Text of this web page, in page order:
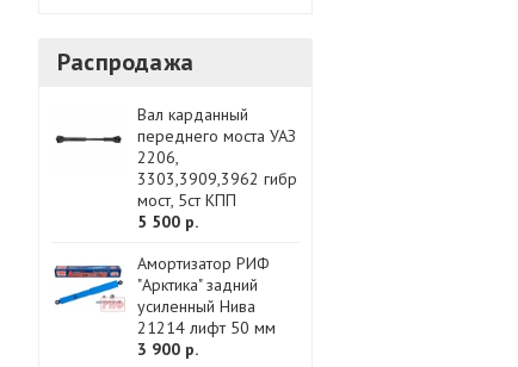
Распродажа
Вал карданный
переднего моста УАЗ
2206,
3303,3909,3962 гибр
мост, 5ст КПП
5 500 р.
Амортизатор РИФ
"Арктика" задний
усиленный Нива
21214 лифт 50 мм
3 900 р.